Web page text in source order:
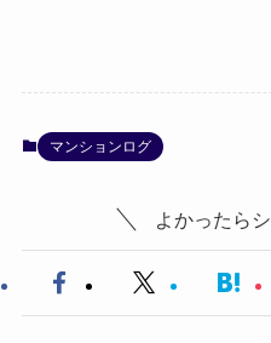
マンションログ
よかったら